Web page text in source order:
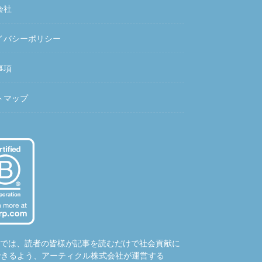
社
バシーポリシー
項
マップ
は、読者の皆様が記事を読むだけで社会貢献に
るよう、アーティクル株式会社が運営する